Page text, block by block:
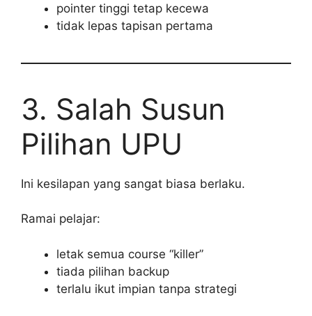
pointer tinggi tetap kecewa
tidak lepas tapisan pertama
3. Salah Susun
Pilihan UPU
Ini kesilapan yang sangat biasa berlaku.
Ramai pelajar:
letak semua course “killer”
tiada pilihan backup
terlalu ikut impian tanpa strategi